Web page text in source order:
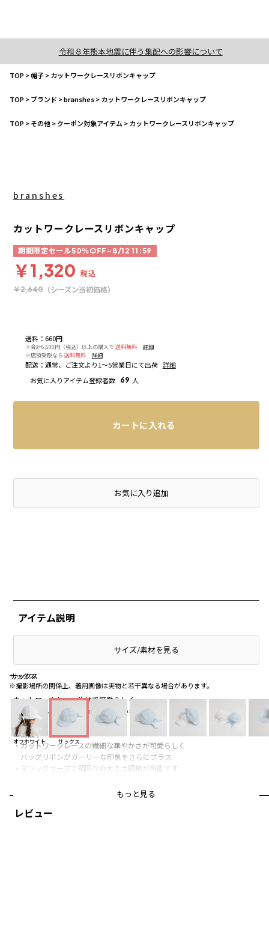
令和８年熊本地震に伴う集配への影響について
TOP>帽子>カットワークレースリボンキャップ
TOP>ブランド >branshes>カットワークレースリボンキャップ
TOP>その他>クーポン対象アイテム >カットワークレースリボンキャップ
サックス
※撮影場所の関係上、着用画像は実物と若干異なる場合があります。
サックス
サックス
オフホワイト サックス
レビュー
送料： 660円
※合計6,600円（税込）以上の購入で 送料無料
詳細
※店頭受取なら 送料無料 詳細
配送： 通常、ご注文より1～5営業日にて出荷 詳細
お気に入りアイテム登録者数
69 人
branshes
カットワークレースリボンキャップ
期間限定セール50％OFF~8/12 11:59
￥1,320 税込
￥2,640（シーズン当初価格）
カートに入れる
店頭在庫を確認するお気に入り追加
アイテム説明
サイズ/素材を見る
カットワークレース生地で可愛らしく
後ろの結んだ風リボンがポイントのキャップ♪
■商品ポイント
・カットワークレースの繊細な華やかさが可愛らしく
バッグリボンがガーリーな印象をさらにプラス
・マジックテープで頭回りの大きさ調節が可能です
※Lサイズはあごゴムが付いていません
■サイズ展開（対応サイズ）
もっと見る